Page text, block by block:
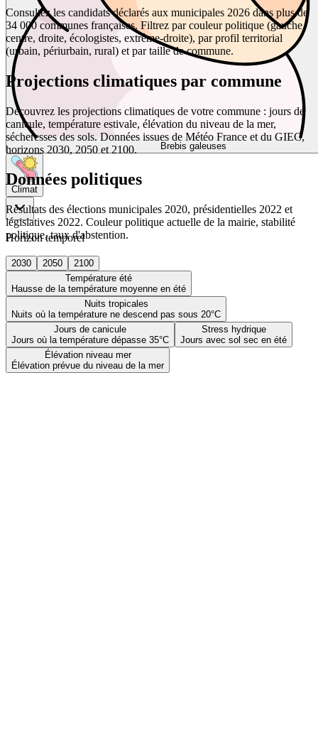
Brebis galeuses
Climat
Horizon temporel
2030 2050
2100
Température été
Hausse de la température moyenne en été
Nuits tropicales
Nuits où la température ne descend pas sous 20°C
Jours de canicule
Jours où la température dépasse 35°C
Stress hydrique
Jours avec sol sec en été
Élévation niveau mer
Élévation prévue du niveau de la mer
Consultez les candidats déclarés aux municipales 2026 dans plus de
34 000 communes françaises. Filtrez par couleur politique (gauche,
centre, droite, écologistes, extrême-droite), par profil territorial
(urbain, périurbain, rural) et par taille de commune.
Projections climatiques par commune
Découvrez les projections climatiques de votre commune : jours de
canicule, température estivale, élévation du niveau de la mer,
sécheresses des sols. Données issues de Météo France et du GIEC,
horizons 2030, 2050 et 2100.
Données politiques
Résultats des élections municipales 2020, présidentielles 2022 et
législatives 2022. Couleur politique actuelle de la mairie, stabilité
politique, taux d'abstention.